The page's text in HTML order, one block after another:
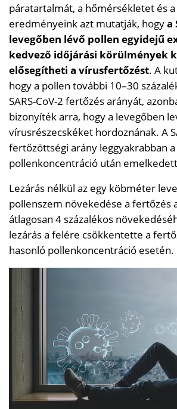
páratartalmát, a hőmérsékletet és
eredményeink azt mutatják, hogya
levegőben lévő pollen egyidejű
kedvező időjárási körülmények
elősegítheti a vírusfertőzést. A
hogy a pollen további 10–30
SARS-CoV-2 fertőzés arányát,
bizonyíték arra, hogy a levegőben
vírusrészecskéket hordoznának. A
fertőzöttségi arány leggyakrabban
pollenkoncentráció után
Lezárás nélkül az egy köbméter
pollenszem növekedése a fertőzés
átlagosan 4 százalékos
lezárás a felére csökkentette a
hasonló pollenkoncentráció esetén.